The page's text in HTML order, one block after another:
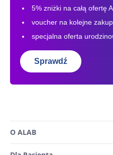
5% zniżki na całą ofertę
voucher na kolejne
specjalna oferta
Sprawdź
O ALAB